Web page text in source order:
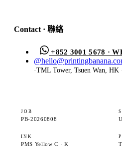
Contact · 聯絡
+852 3001 5678 ·
@
·TML Tower, Tsuen Wan,
JOB
PB-20260808
INK
PMS Yellow C · K